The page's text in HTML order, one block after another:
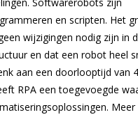
en scripten. Het
wijzigingen nodig zijn in
en dat een robot heel
aan een doorlooptijd van
RPA een toegevoegde
Meer